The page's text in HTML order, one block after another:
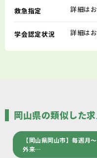
救急指定 詳細は
学会認定状況 詳細は
岡山県の類似した
【岡山県岡山市】毎週
外来…